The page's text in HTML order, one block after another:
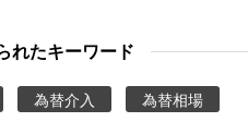
れたキーワード
為替介入 為替相場